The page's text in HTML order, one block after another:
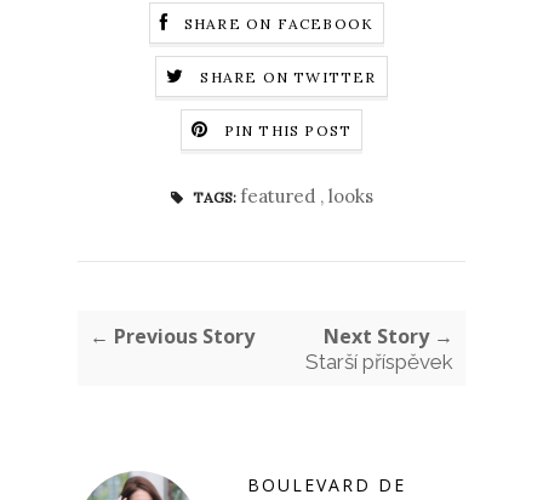
SHARE ON FACEBOOK
SHARE ON TWITTER
PIN THIS POST
TAGS: featured , looks
← Previous Story Next Story →
Starší příspěvek
BOULEVARD DE